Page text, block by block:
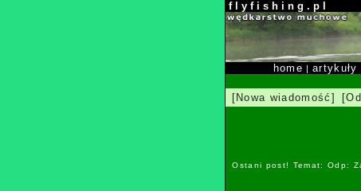
f l y f i s h i n g . p l
home |artykuły
[Nowa wiadomość]
Ostani post! Temat: Odp: